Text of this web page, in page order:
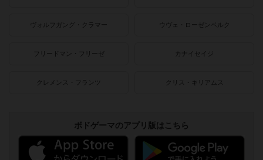
ヴォルフガング・クラマー ウヴェ・ローゼンベルク
フリードマン・フリーゼ カナイセイジ
クレメンス・フランツ クリス・キリアムス
ボドゲーマのアプリ版はこちら